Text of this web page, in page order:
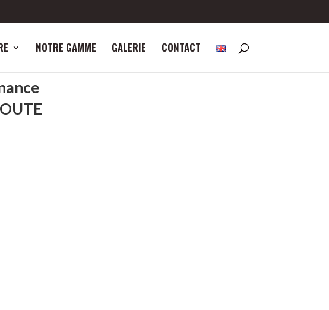
NOTRE GAMME GALERIE CONTACT